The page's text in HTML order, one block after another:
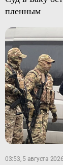
пленным
03:53, 5 августа 2026